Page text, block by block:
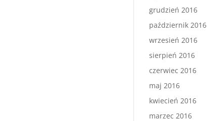
grudzień 2016
październik 2016
wrzesień 2016
sierpień 2016
czerwiec 2016
maj 2016
kwiecień 2016
marzec 2016